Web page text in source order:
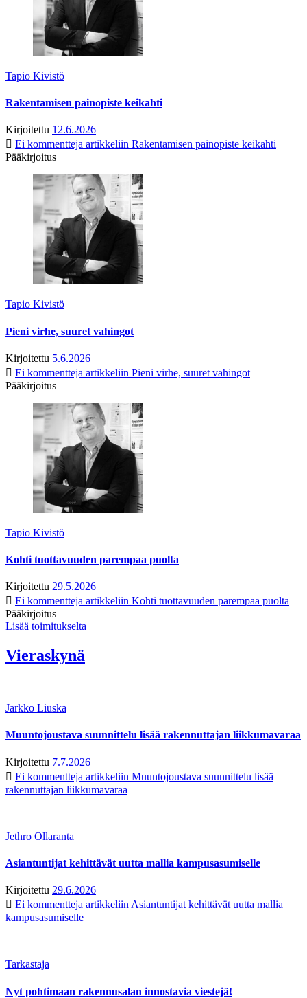
Tapio Kivistö
Rakentamisen painopiste keikahti
Kirjoitettu 12.6.2026
Ei kommentteja artikkeliin Rakentamisen painopiste keikahti
Pääkirjoitus
Tapio Kivistö
Pieni virhe, suuret vahingot
Kirjoitettu 5.6.2026
Ei kommentteja artikkeliin Pieni virhe, suuret vahingot
Pääkirjoitus
Tapio Kivistö
Kohti tuottavuuden parempaa puolta
Kirjoitettu 29.5.2026
Ei kommentteja artikkeliin Kohti tuottavuuden parempaa puolta
Pääkirjoitus
Lisää toimitukselta
Vieraskynä
Jarkko Liuska
Muuntojoustava suunnittelu lisää rakennuttajan liikkumavaraa
Kirjoitettu 7.7.2026
Ei kommentteja artikkeliin Muuntojoustava suunnittelu lisää
rakennuttajan liikkumavaraa
Jethro Ollaranta
Asiantuntijat kehittävät uutta mallia kampusasumiselle
Kirjoitettu 29.6.2026
Ei kommentteja artikkeliin Asiantuntijat kehittävät uutta mallia
kampusasumiselle
Tarkastaja
Nyt pohtimaan rakennusalan innostavia viestejä!